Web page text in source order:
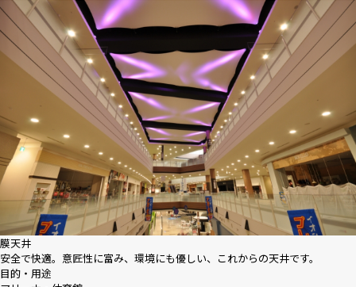
膜天井
安全で快適。意匠性に富み、環境にも優しい、これからの天井です。
目的・用途